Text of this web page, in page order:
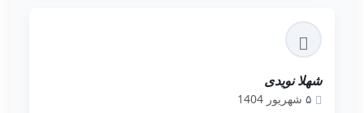
شهلا نویدی
۵ شهریور 1404